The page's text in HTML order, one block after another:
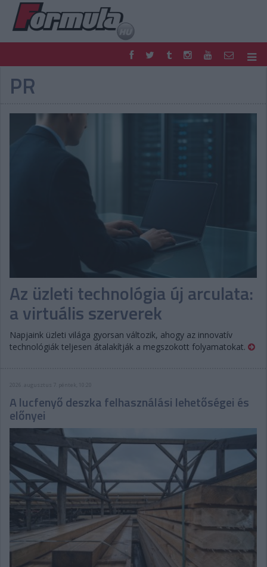
F1
FORMULA
TIPPJÁTÉK
PONTÁLLÁSOK
PR
Az üzleti technológia új arculata:
a virtuális szerverek
Napjaink üzleti világa gyorsan változik, ahogy az innovatív
technológiák teljesen átalakítják a megszokott folyamatokat.
2026. augusztus 7. péntek, 10:20
A lucfenyő deszka felhasználási lehetőségei és
előnyei